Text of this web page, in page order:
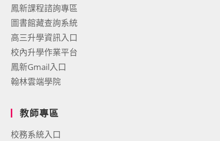
鳳新課程諮詢專區
圖書館藏查詢系統
高三升學資訊入口
校內升學作業平台
鳳新Gmail入口
翰林雲端學院
教師專區
校務系統入口